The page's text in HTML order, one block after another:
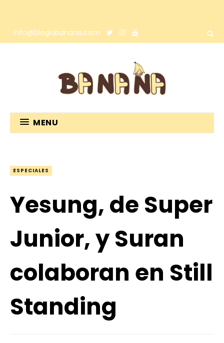
info@bloglabanana.com
MENU
ESPECIALES
Yesung, de Super
Junior, y Suran
colaboran en Still
Standing